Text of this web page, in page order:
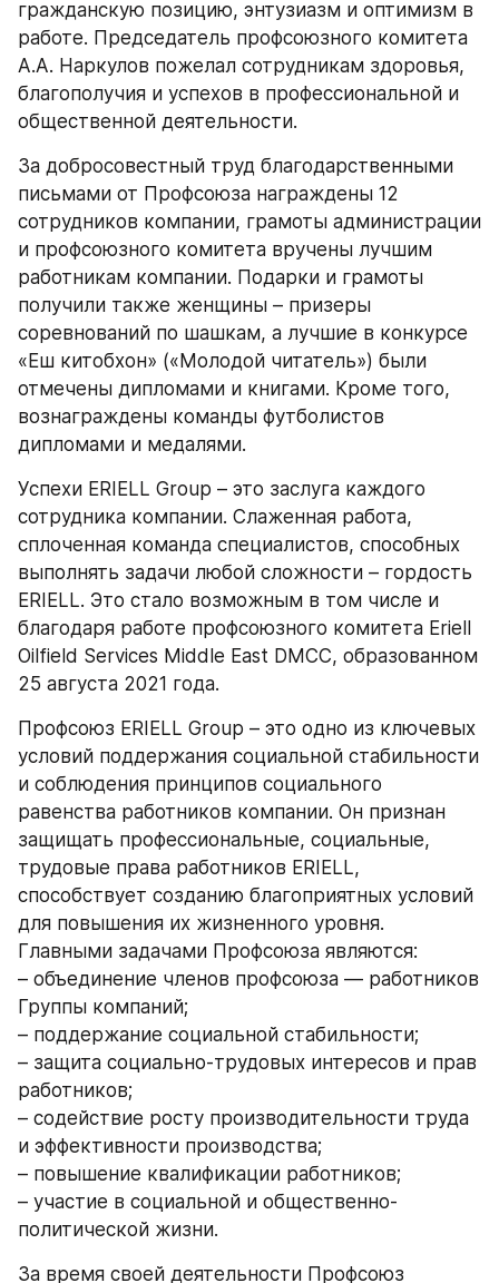
гражданскую позицию, энтузиазм и оптимизм в
работе. Председатель профсоюзного комитета
А.А. Наркулов пожелал сотрудникам здоровья,
благополучия и успехов в профессиональной и
общественной деятельности.
За добросовестный труд благодарственными
письмами от Профсоюза награждены 12
сотрудников компании, грамоты администрации
и профсоюзного комитета вручены лучшим
работникам компании. Подарки и грамоты
получили также женщины – призеры
соревнований по шашкам, а лучшие в конкурсе
«Еш китобхон» («Молодой читатель») были
отмечены дипломами и книгами. Кроме того,
вознаграждены команды футболистов
дипломами и медалями.
Успехи ERIELL Group – это заслуга каждого
сотрудника компании. Слаженная работа,
сплоченная команда специалистов, способных
выполнять задачи любой сложности – гордость
ERIELL. Это стало возможным в том числе и
благодаря работе профсоюзного комитета Eriell
Oilfield Services Middle East DMCC, образованном
25 августа 2021 года.
Профсоюз ERIELL Group – это одно из ключевых
условий поддержания социальной стабильности
и соблюдения принципов социального
равенства работников компании. Он признан
защищать профессиональные, социальные,
трудовые права работников ERIELL,
способствует созданию благоприятных условий
для повышения их жизненного уровня.
Главными задачами Профсоюза являются:
– объединение членов профсоюза — работников
Группы компаний;
– поддержание социальной стабильности;
– защита социально-трудовых интересов и прав
работников;
– содействие росту производительности труда
и эффективности производства;
– повышение квалификации работников;
– участие в социальной и общественно-
политической жизни.
За время своей деятельности Профсоюз